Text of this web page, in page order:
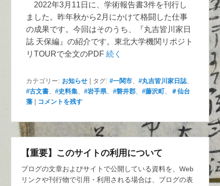
2022年3月11日に、学術報告書3件を刊行し
ました。昨年秋から2月にかけて格闘した仕事
の成果です。今回はそのうち、『丸吉皆川家日
誌 天保編』の紹介です。東北大学機関リポジト
リTOURで全文のPDF続く
カテゴリー: お知らせ タグ: #一関市、#丸吉皆川家日誌、
#古文書、#史料集、#岩手県、#磐井郡、#藤沢町、
＃仙台
藩
コメントを残す
【重要】このサイトの利用について
ブログの文章およびサイトで公開している資料を、Web
リンクや刊行物で引用・利用される場合は、ブログの表